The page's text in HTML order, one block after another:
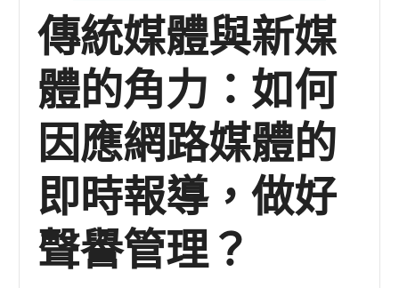
傳統媒體與新媒
體的角力：如何
因應網路媒體的
即時報導，做好
聲譽管理？